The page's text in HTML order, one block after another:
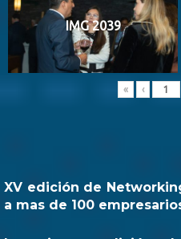
IMG 2039
« ‹
XV edición de
a mas de 100